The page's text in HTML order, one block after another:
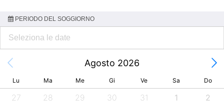
PERIODO DEL SOGGIORNO
Agosto 2026
Lu Ma Me Gi Ve Sa Do
27 28 29 30 31 1 2